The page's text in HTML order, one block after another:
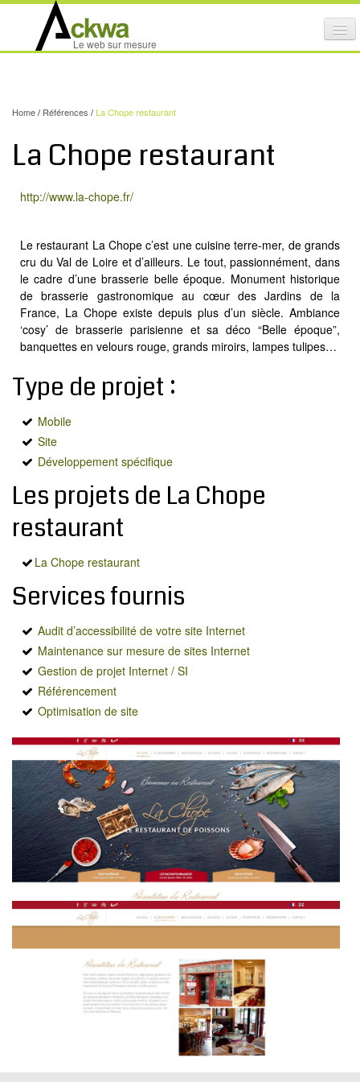
le
Le web sur mesure
MAINTENANCE DE SITES INTERNET
AUDIT D’ACCESSIBILITÉ INTERNET
PORTFOLIO
RÉFÉRENCES
PARTENAIRES
BLOG
Rechercher
Home/ Références /La Chope restaurant
La Chope restaurant
http://www.la-chope.fr/
Le restaurant La Chope c’est une cuisine terre-mer, de grands
cru du Val de Loire et d’ailleurs. Le tout, passionnément, dans
le cadre d’une brasserie belle époque. Monument historique
de brasserie gastronomique au cœur des Jardins de la
France, La Chope existe depuis plus d’un siècle. Ambiance
‘cosy’ de brasserie parisienne et sa déco “Belle époque”,
banquettes en velours rouge, grands miroirs, lampes tulipes…
Type de projet :
Mobile
Site
Développement spécifique
Les projets de La Chope
restaurant
La Chope restaurant
Services fournis
Audit d’accessibilité de votre site Internet
Maintenance sur mesure de sites Internet
Gestion de projet Internet / SI
Référencement
Optimisation de site